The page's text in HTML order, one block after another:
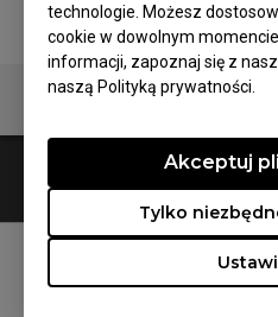
technologie. Możesz
cookie w dowolnym
informacji, zapoznaj się z
naszą Polityką prywatności.
Tylko
Akceptuj
NASZE SOCJALE